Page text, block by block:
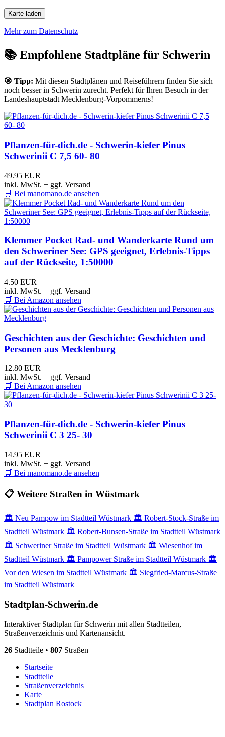
Karte laden
Mehr zum Datenschutz
📚 Empfohlene Stadtpläne für Schwerin
🎯 Tipp: Mit diesen Stadtplänen und Reiseführern finden Sie sich
noch besser in Schwerin zurecht. Perfekt für Ihren Besuch in der
Landeshauptstadt Mecklenburg-Vorpommerns!
Pflanzen-für-dich.de - Schwerin-kiefer Pinus
Schwerinii C 7,5 60- 80
49.95 EUR
inkl. MwSt. + ggf. Versand
🛒 Bei manomano.de ansehen
Klemmer Pocket Rad- und Wanderkarte Rund um
den Schweriner See: GPS geeignet, Erlebnis-Tipps
auf der Rückseite, 1:50000
4.50 EUR
inkl. MwSt. + ggf. Versand
🛒 Bei Amazon ansehen
Geschichten aus der Geschichte: Geschichten und
Personen aus Mecklenburg
12.80 EUR
inkl. MwSt. + ggf. Versand
🛒 Bei Amazon ansehen
Pflanzen-für-dich.de - Schwerin-kiefer Pinus
Schwerinii C 3 25- 30
14.95 EUR
inkl. MwSt. + ggf. Versand
🛒 Bei manomano.de ansehen
📋 Weitere Straßen in Wüstmark
🏛️ Neu Pampow im Stadtteil Wüstmark 🏛️ Robert-Stock-Straße im
Stadtteil Wüstmark 🏛️ Robert-Bunsen-Straße im Stadtteil Wüstmark
🏛️ Schweriner Straße im Stadtteil Wüstmark 🏛️ Wiesenhof im
Stadtteil Wüstmark 🏛️ Pampower Straße im Stadtteil Wüstmark 🏛️
Vor den Wiesen im Stadtteil Wüstmark 🏛️ Siegfried-Marcus-Straße
im Stadtteil Wüstmark
Stadtplan-Schwerin.de
Interaktiver Stadtplan für Schwerin mit allen Stadtteilen,
Straßenverzeichnis und Kartenansicht.
26 Stadtteile • 807 Straßen
Startseite
Stadtteile
Straßenverzeichnis
Karte
Stadtplan Rostock